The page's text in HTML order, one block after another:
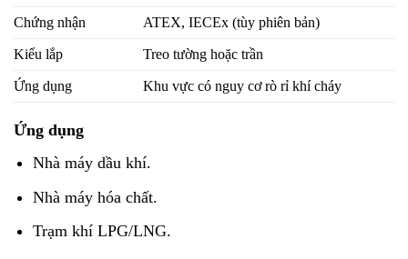
Chứng nhận ATEX, IECEx (tùy phiên bản)
Kiểu lắp Treo tường hoặc trần
Ứng dụng Khu vực có nguy cơ rò rỉ khí cháy
Ứng dụng
Nhà máy dầu khí.
Nhà máy hóa chất.
Trạm khí LPG/LNG.